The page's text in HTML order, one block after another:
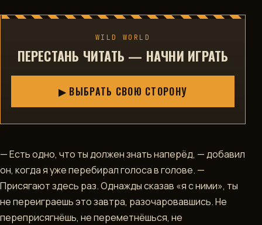
WILD WORLD
ПЕРЕСТАНЬ ЧИТАТЬ — НАЧНИ ИГРАТЬ
▶ ВЫБРАТЬ СВОЮ СТОРОНУ
— Есть одно, что ты должен знать наперёд, — добавил
он, когда я уже перебирал голоса в голове. —
Присягают здесь раз. Однажды сказав «я с ними», ты
не переиграешь это завтра, разочаровавшись. Не
переприсягнёшь, не переметнёшься, не